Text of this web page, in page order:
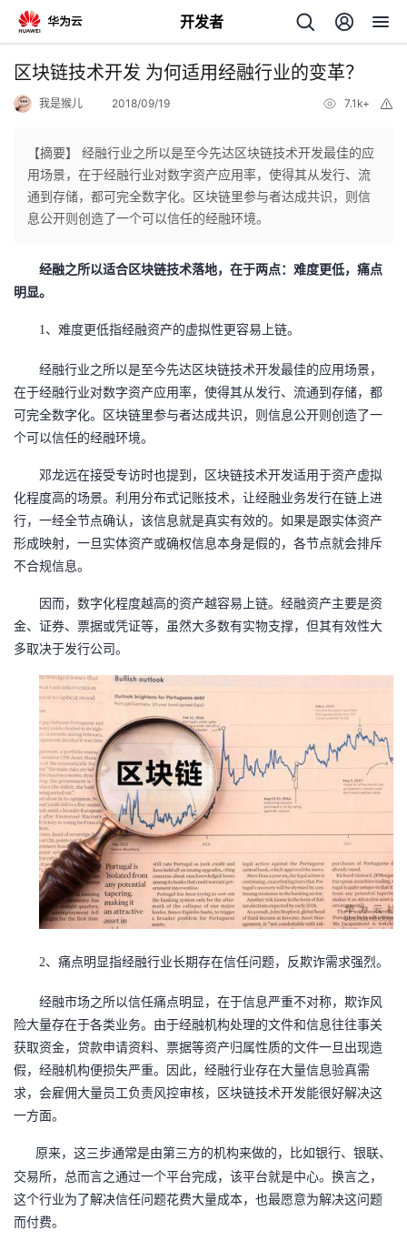
开发者
返
个
发
者
我
博
客
的
论
坛
我
的
圈
子
我
的
直
播
我
的
活
动
我
的
关
注
堂
我
的
课
程
我
的
认
证
我
的
实
我
的
Programs
我
的
技
支
持
我
的
声
建
区块链技术开发 为何适用经融行业的变革？
我是猴儿 2018/09/19 7.1k+
【摘要】 经融行业之所以是至今先达区块链技术开发最佳的应
用场景，在于经融行业对数字资产应用率，使得其从发行、流
通到存储，都可完全数字化。区块链里参与者达成共识，则信
息公开则创造了一个可以信任的经融环境。
经融之所以适合区块链技术落地，在于两点：难度更低，痛点
明显。
1、难度更低指经融资产的虚拟性更容易上链。
经融行业之所以是至今先达 区块链技术开发最佳的应用场景，
在于经融行业对数字资产应用率，使得其从发行、流通到存储，都
可完全数字化。
区块链里参与者达成共识， 则信息公开则创造了一
个可以信任的经融环境。
邓龙远在接受专访时也提到，区块链技术开发适用于资产虚拟
化程度高的场景。利用分布式记账技术，让经融业务发行在链上进
行，一经全节点确认，该信息就是真实有效的。如果是跟实体资产
形成映射，一旦实体资产或确权信息本身是假的， 各节点就会排斥
不合规信息。
因而， 数字化程度越高的资产越容易上链。 经融资产主要是资
金、证券、票据或凭证等，虽然大多数有实物支撑，但其有效性大
多取决于发行公司 。
2、痛点明显指经融行业长期存在信任问题，反欺诈需求强烈。
经融市场之所以信任痛点明显，在于信息严重不对称，欺诈风
险大量存在于各类业务。 由于经融机构处理的文件和信息往往事关
获取资金，贷款申请资料、票据等资产归属性质的文件一旦出现造
假， 经融机构便损失严重。因此， 经融行业存在大量信息验真需
求，会雇佣大量员工负责风控审核，区块链技术开发能很好解决这
一方面。
原来，这三步通常是由第三方的机构来做的，比如银行、银联、
交易所，总而言之通过一个平台完成，该平台就是中心。换言之，
这个行业为了解决信任问题花费大量成本，也最愿意为解决这问题
而付费。